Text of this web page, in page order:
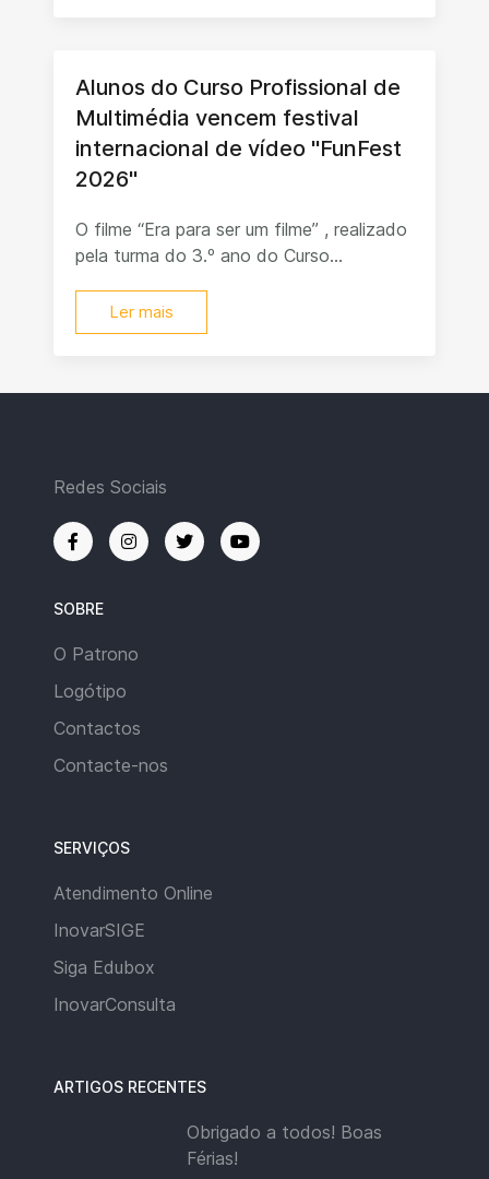
Alunos do Curso Profissional de
Multimédia vencem festival
internacional de vídeo "FunFest
2026"
O filme “Era para ser um filme” , realizado
pela turma do 3.º ano do Curso...
Ler mais
Redes Sociais
SOBRE
O Patrono
Logótipo
Contactos
Contacte-nos
SERVIÇOS
Atendimento Online
InovarSIGE
Siga Edubox
InovarConsulta
ARTIGOS RECENTES
Obrigado a todos! Boas
Férias!